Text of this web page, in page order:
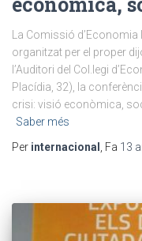
La Comissió
organitzat per el proper
l’Auditori del Col.legi
Placídia, 32), la
crisi: visió econòmica,
Saber més
Per internacional , Fa 13